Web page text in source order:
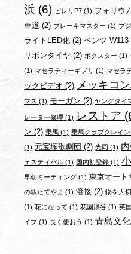
浜 (6) ピレリP7 (1) フォリウ
車道 (2) ブレーキマスター (1) プ
ライトLED化 (2) ベンツ W113
リボンタイヤ (2) ボクスター (1)
(1) マセラティーギブリ (1) マセラ
ックビデオ (2) メッキコ
マス (1) モーガン (2) ヤングタイ
レーター修理 (1) レストア
ン (2) 乗馬 (1) 乗馬クラブクレイン
(1) 元宝塚歌劇団 (2) 光岡 (1)
ェスティバル (1) 国内初登録 (1)
早朝ミーティング (1) 東京オート
の駅たてやま (1) 溶接 (2) 物を大
(1) 花になって (1) 花園渓谷 (1) 英
イブ (1) 長く使おう (1) 青島文